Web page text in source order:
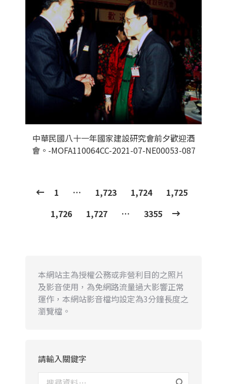
中華民國八十一年國家建設研究會前夕歡迎酒
會。-MOFA110064CC-2021-07-NE00053-087
1 … 1,723 1,724
1,725
1,726
1,727 … 3355
本網站主為授權公務或非營利目的之照片
及影音使用，為免網路流量過大影響正常
運作，本網站影音檔均設定為3分鐘長度之
瀏覽檔。
請輸入關鍵字